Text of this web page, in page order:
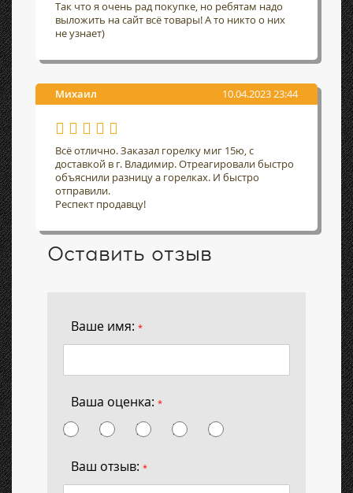
Так что я очень рад покупке, но ребятам надо
выложить на сайт всё товары! А то никто о них
не узнает)
Михаил 10.04.2023 23:44
Всё отлично. Заказал горелку миг 15ю, с
доставкой в г. Владимир. Отреагировали быстро
объяснили разницу а горелках. И быстро
отправили.
Респект продавцу!
Оставить отзыв
Ваше имя: *
Ваша оценка: *
Ваш отзыв: *